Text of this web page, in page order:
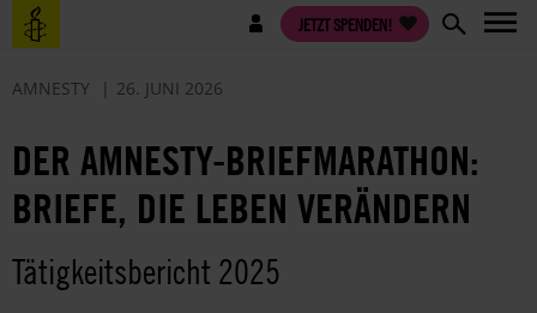
Direkt
zum
Benutzermenü JETZT SPENDEN!
AMNESTY 26. JUNI 2026
DER AMNESTY-BRIEFMARATHON:
BRIEFE, DIE LEBEN VERÄNDERN
Tätigkeitsbericht 2025